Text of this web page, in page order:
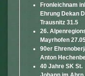
Fronleichnam
Ehrung Dekan
Trausnitz 31.5
26.
Mayrhofen
90er
Anton
40 Jahre SK St.